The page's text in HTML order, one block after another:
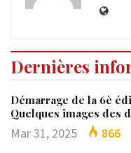
Dernières
Démarrage de la 6è
Quelques images des
Mar 31, 2025 866